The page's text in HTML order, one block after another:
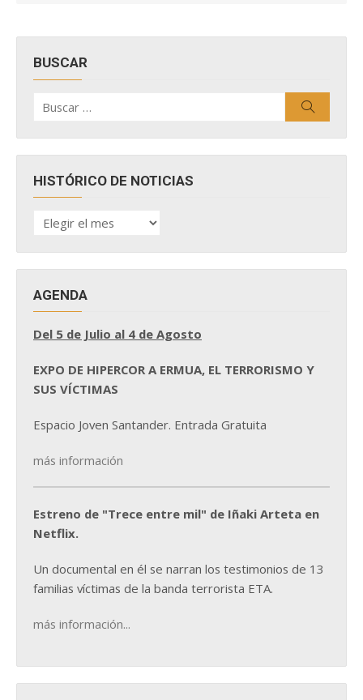
BUSCAR
por:
HISTÓRICO DE NOTICIAS
HISTÓRICO
DE
AGENDA
Del 5 de Julio al 4 de Agosto
EXPO DE HIPERCOR A ERMUA, EL TERRORISMO Y
SUS VÍCTIMAS
Espacio Joven Santander. Entrada Gratuita
más información
Estreno de "Trece entre mil" de Iñaki Arteta en
Netflix.
Un documental en él se narran los testimonios de 13
familias víctimas de la banda terrorista ETA.
más información...